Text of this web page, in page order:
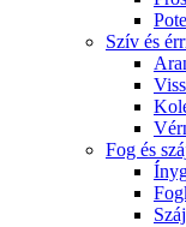
Szív és
Fog és